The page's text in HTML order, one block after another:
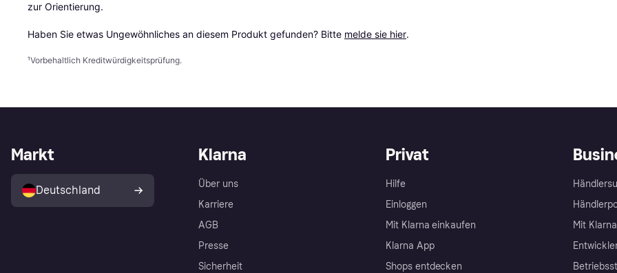
zur Orientierung.
Haben Sie etwas Ungewöhnliches an diesem Produkt gefunden? Bitte melde sie hier.
¹Vorbehaltlich Kreditwürdigkeitsprüfung.
Klarna
Über uns
Karriere
AGB
Presse
Sicherheit
Privat
Hilfe
Einloggen
Mit Klarna einkaufen
Klarna App
Shops entdecken
Mit
Markt
Deutschland